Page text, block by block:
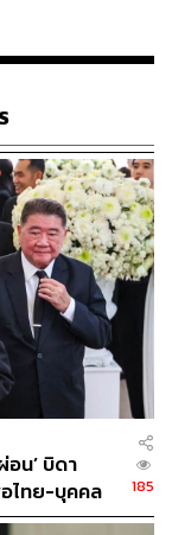
148
น’ บิดา
ไทย-บุคคล
185